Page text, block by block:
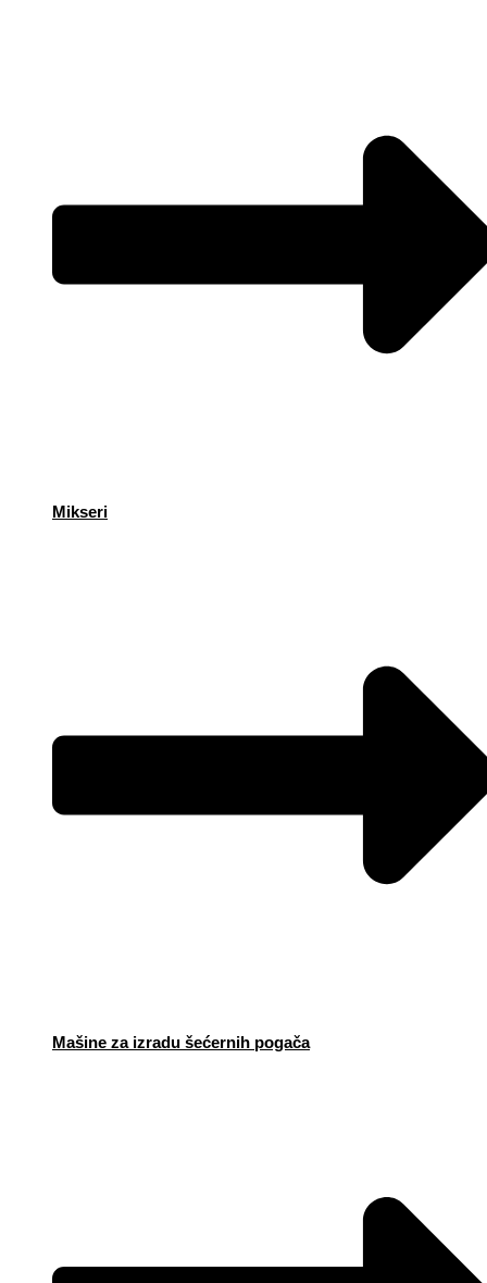
Mikseri
Mašine za izradu šećernih pogača